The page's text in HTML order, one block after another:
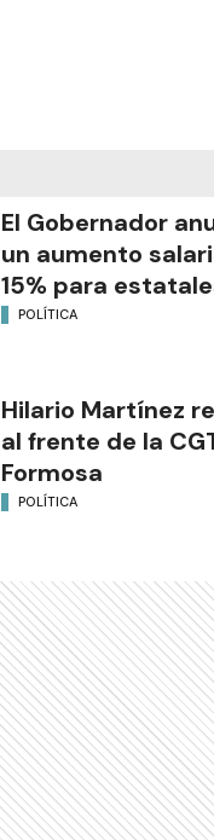
El Gobernador
un aumento
15% para
POLÍTICA
Hilario Martínez
al frente de la
Formosa
POLÍTICA